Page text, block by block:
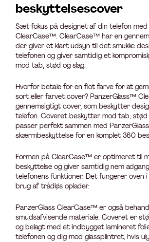
beskyttelsescover
Sæt fokus på designet af din telefon
ClearCase™. ClearCase™ har en
der giver et klart udsyn til det smukke
telefonen og giver samtidig et
mod tab, stød og slag.
Hvorfor betale for en flot farve for at
sort eller farvet cover? PanzerGlass™
gennemsigtigt cover, som beskytter
telefon. Coveret beskytter mod tab, stød
passer perfekt sammen med
skærmbeskyttelse for en komplet 360
Formen på ClearCase™ er optimeret til
beskyttelse og giver samtidig nem
telefonens funktioner. Det fungerer oven
brug af trådløs oplader.
PanzerGlass ClearCase™ er også
smudsafvisende materiale. Coveret er
og belagt med et indbygget lamineret
telefonen og dig mod glassplintret, hvis